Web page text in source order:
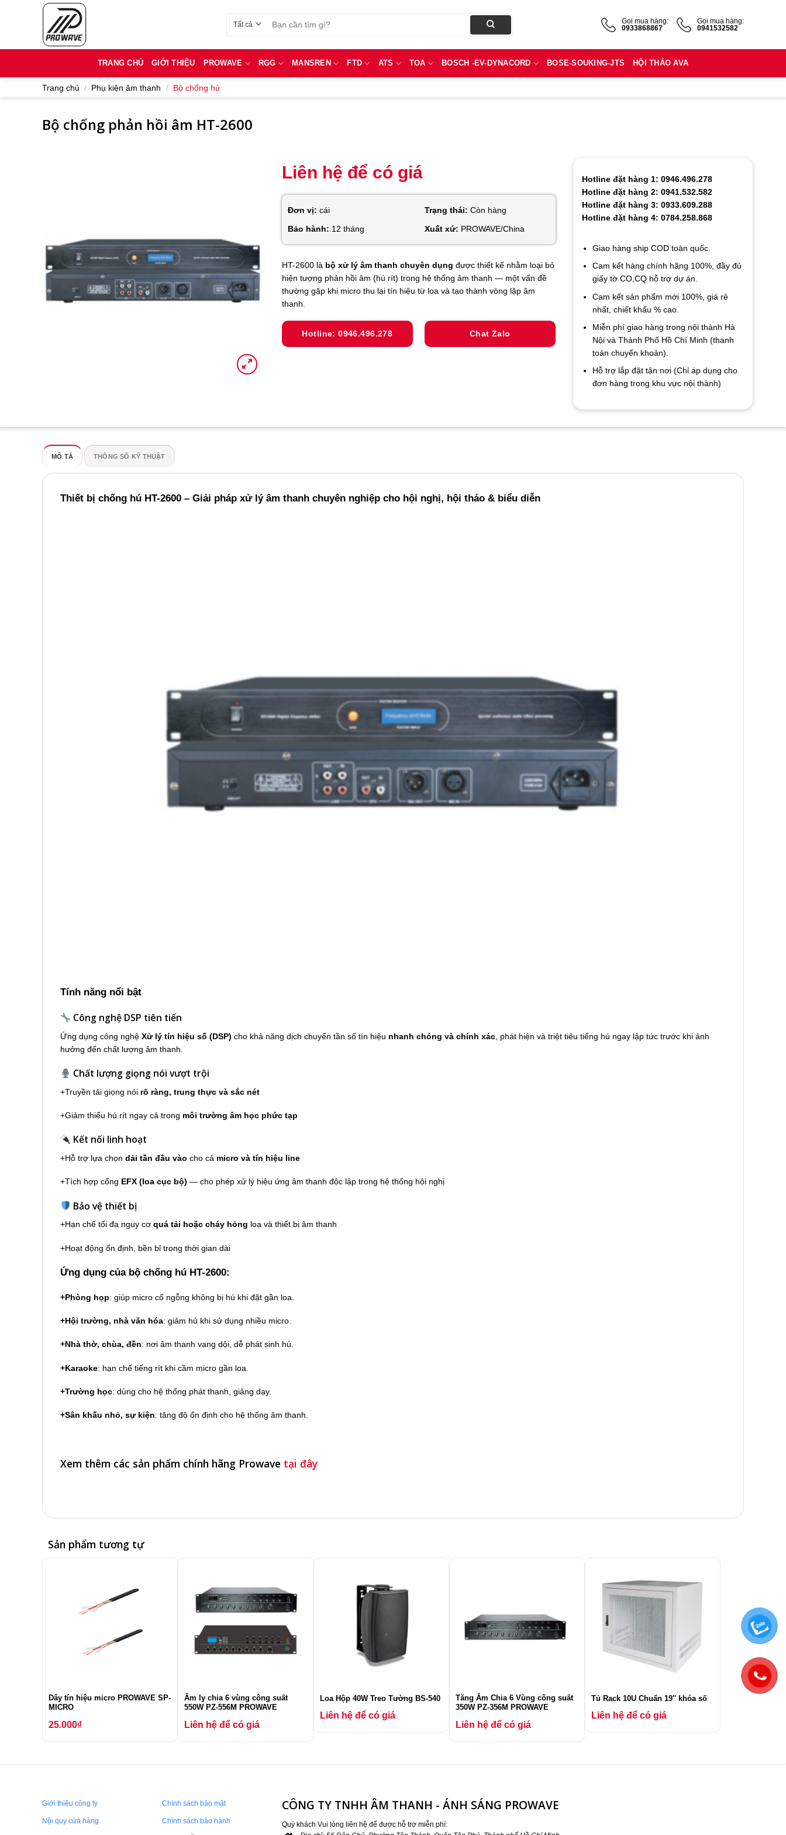
kiếm:
Gọi mua hàng:
0933868867
Gọi mua hàng:
0941532582
TRANG CHỦ GIỚI THIỆU PROWAVE RGG MANSREN FTD ATS TOA BOSCH -EV-DYNACORD BOSE-SOUKING-JTS HỘI THẢO AVA
Trang chủ / Phụ kiện âm thanh / Bộ chống hú
Bộ chống phản hồi âm HT-2600
Liên hệ để có giá
Đơn vị: cái Trạng thái: Còn hàng
Bảo hành: 12 tháng Xuất xứ: PROWAVE/China
HT-2600 là bộ xử lý âm thanh chuyên dụng được thiết kế nhằm loại bỏ
hiện tượng phản hồi âm (hú rít) trong hệ thống âm thanh — một vấn đề
thường gặp khi micro thu lại tín hiệu từ loa và tạo thành vòng lặp âm
thanh.
Hotline: 0946.496.278 Chat Zalo
Hotline đặt hàng 1: 0946.496.278
Hotline đặt hàng 2: 0941.532.582
Hotline đặt hàng 3: 0933.609.288
Hotline đặt hàng 4: 0784.258.868
Giao hàng ship COD toàn quốc.
Cam kết hàng chính hãng 100%, đầy đủ
giấy tờ CO,CQ hỗ trợ dự án.
Cam kết sản phẩm mới 100%, giá rẻ
nhất, chiết khấu % cao.
Miễn phí giao hàng trong nội thành Hà
Nội và Thành Phố Hồ Chí Minh (thanh
toán chuyển khoản).
Hỗ trợ lắp đặt tận nơi (Chỉ áp dụng cho
đơn hàng trong khu vực nội thành)
MÔ TẢ THÔNG SỐ KỸ THUẬT
Thiết bị chống hú HT-2600 – Giải pháp xử lý âm thanh chuyên nghiệp cho hội nghị, hội thảo & biểu diễn
Tính năng nổi bật
Công nghệ DSP tiên tiến
Ứng dụng công nghệ Xử lý tín hiệu số (DSP) cho khả năng dịch chuyển tần số tín hiệu nhanh chóng và chính xác , phát hiện và triệt tiêu tiếng hú ngay lập tức trước khi ảnh
hưởng đến chất lượng âm thanh.
Chất lượng giọng nói vượt trội
+Truyền tải giọng nói rõ ràng, trung thực và sắc nét
+Giảm thiểu hú rít ngay cả trong môi trường âm học phức tạp
Kết nối linh hoạt
+Hỗ trợ lựa chọn dải tần đầu vào cho cả micro và tín hiệu line
+Tích hợp cổng EFX (loa cục bộ) — cho phép xử lý hiệu ứng âm thanh độc lập trong hệ thống hội nghị
Bảo vệ thiết bị
+Hạn chế tối đa nguy cơ quá tải hoặc cháy hỏng loa và thiết bị âm thanh
+Hoạt động ổn định, bền bỉ trong thời gian dài
Ứng dụng của bộ chống hú HT-2600:
+Phòng họp: giúp micro cổ ngỗng không bị hú khi đặt gần loa.
+Hội trường, nhà văn hóa: giảm hú khi sử dụng nhiều micro.
+Nhà thờ, chùa, đền: nơi âm thanh vang dội, dễ phát sinh hú.
+Karaoke: hạn chế tiếng rít khi cầm micro gần loa.
+Trường học: dùng cho hệ thống phát thanh, giảng dạy.
+Sân khấu nhỏ, sự kiện: tăng độ ổn định cho hệ thống âm thanh.
Xem thêm các sản phẩm chính hãng Prowave tại đây
Sản phẩm tương tự
Dây tín hiệu micro PROWAVE SP-
MICRO
25.000₫
Âm ly chia 6 vùng công suất
550W PZ-556M PROWAVE
Liên hệ để có giá
Loa Hộp 40W Treo Tường BS-540
Liên hệ để có giá
Tăng Âm Chia 6 Vùng công suất
350W PZ-356M PROWAVE
Liên hệ để có giá
Tủ Rack 10U Chuẩn 19″ khóa số
Liên hệ để có giá
Giới thiệu công ty
Nội quy cửa hàng
Chính sách bảo mật
Chính sách bảo hành
CÔNG TY TNHH ÂM THANH - ÁNH SÁNG PROWAVE
Quý khách Vui lòng liên hệ để được hỗ trợ miễn phí: